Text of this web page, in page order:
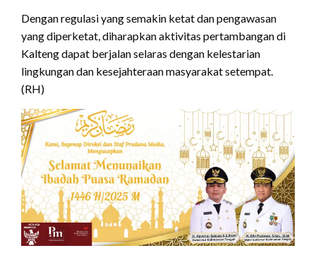
Dengan regulasi yang semakin ketat dan pengawasan
yang diperketat, diharapkan aktivitas pertambangan di
Kalteng dapat berjalan selaras dengan kelestarian
lingkungan dan kesejahteraan masyarakat setempat.
(RH)